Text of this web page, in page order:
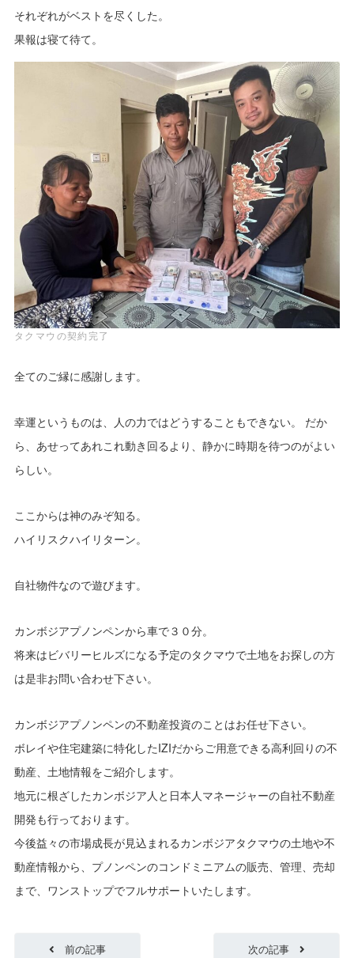
それぞれがベストを尽くした。
果報は寝て待て。
タクマウの契約完了
全てのご縁に感謝します。
幸運というものは、人の力ではどうすることもできない。 だか
ら、あせってあれこれ動き回るより、静かに時期を待つのがよい
らしい。
ここからは神のみぞ知る。
ハイリスクハイリターン。
自社物件なので遊びます。
カンボジアプノンペンから車で３０分。
将来はビバリーヒルズになる予定のタクマウで土地をお探しの方
は是非お問い合わせ下さい。
カンボジアプノンペンの不動産投資のことはお任せ下さい。
ボレイや住宅建築に特化したIZIだからご用意できる高利回りの不
動産、土地情報をご紹介します。
地元に根ざしたカンボジア人と日本人マネージャーの自社不動産
開発も行っております。
今後益々の市場成長が見込まれるカンボジアタクマウの土地や不
動産情報から、プノンペンのコンドミニアムの販売、管理、売却
まで、ワンストップでフルサポートいたします。
前の記事 次の記事